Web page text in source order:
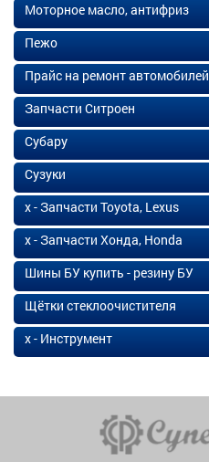
Моторное масло, антифриз
Пежо
Прайс на ремонт автомобилей
Запчасти Ситроен
Субару
Сузуки
х - Запчасти Toyota, Lexus
х - Запчасти Хонда, Honda
Шины БУ купить - резину БУ
Щётки стеклоочистителя
х - Инструмент